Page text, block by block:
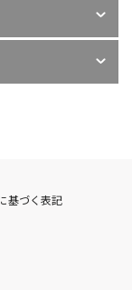
基づく表記